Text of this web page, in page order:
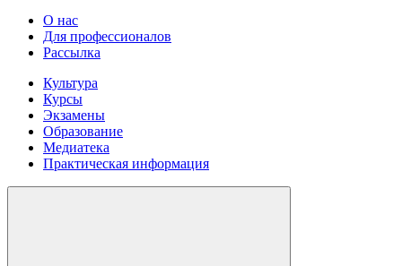
О нас
Для профессионалов
Рассылка
Культура
Курсы
Экзамены
Образование
Медиатека
Практическая информация